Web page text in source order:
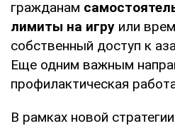
гражданам
лимиты на игру или
собственный доступ к
Еще одним важным
профилактическая
В рамках новой